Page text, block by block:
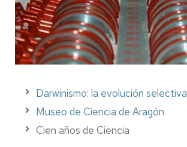
Darwinismo: la evolución selectiva
Museo de Ciencia de Aragón
Cien años de Ciencia